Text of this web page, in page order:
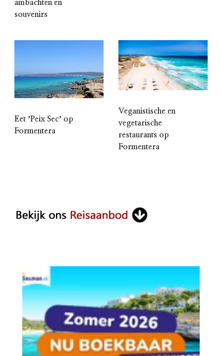
ambachten en
souvenirs
Eet ʼPeix Secʼ op
Formentera
Veganistische en
vegetarische
restaurants op
Formentera